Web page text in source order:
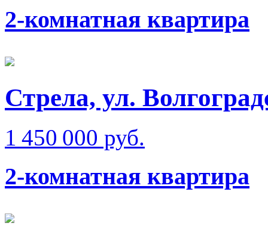
2-комнатная квартира
Стрела, ул.
1 450 000 руб.
2-комнатная квартира